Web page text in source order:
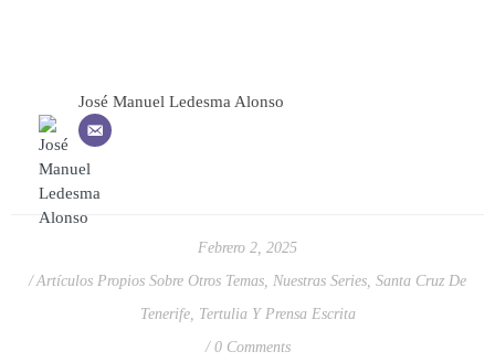
José Manuel Ledesma Alonso
Febrero 2, 2025
Artículos Propios Sobre Otros Temas, Nuestras Series, Santa Cruz De
Tenerife, Tertulia Y Prensa Escrita
0 Comments